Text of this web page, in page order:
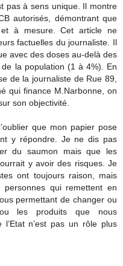
pas à sens unique. Il montre
autorisés, démontrant que
à mesure. Cet article ne
factuelles du journaliste. Il
avec des doses au-delà des
la population (1 à 4%). En
de la journaliste de Rue 89,
qui finance M.Narbonne, on
son objectivité.
que mon papier pose
y répondre. Je ne dis pas
du saumon mais que les
y avoir des risques. Je
ont toujours raison, mais
personnes qui remettent en
permettant de changer ou
les produits que nous
n’est pas un rôle plus